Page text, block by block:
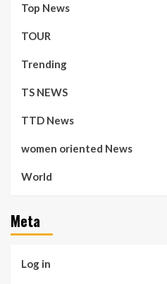
Top News
TOUR
Trending
TS NEWS
TTD News
women oriented News
World
Meta
Log in